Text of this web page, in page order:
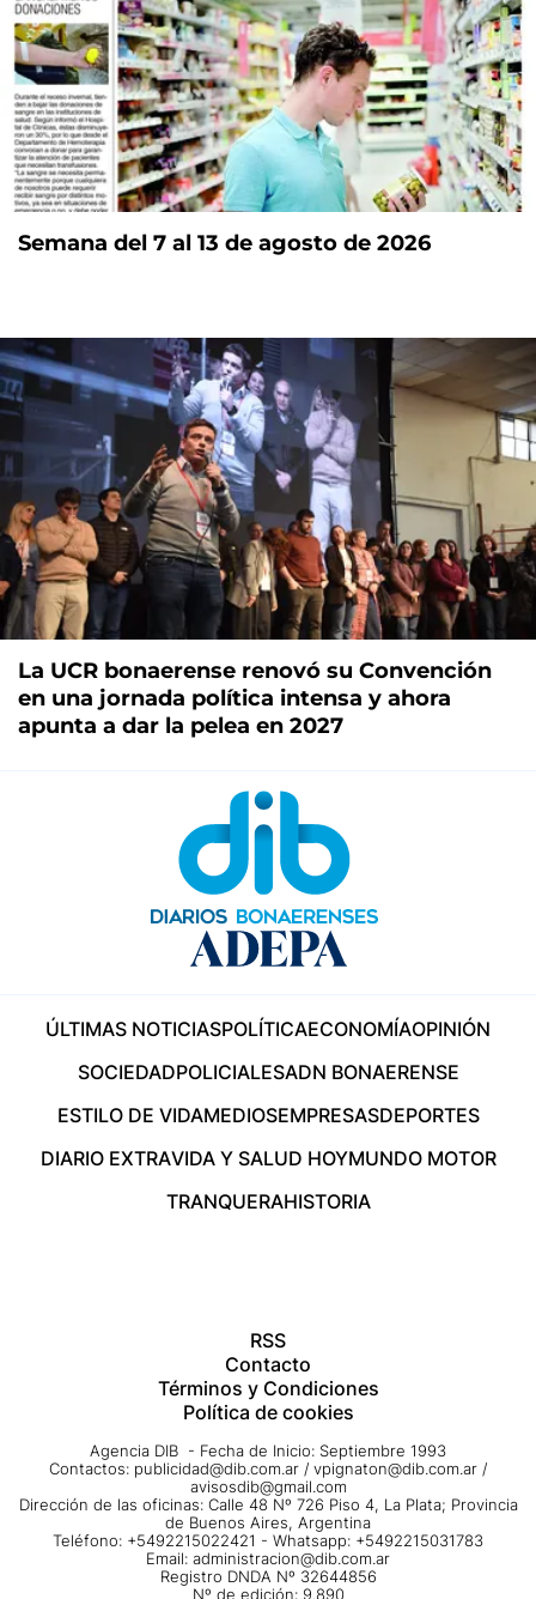
Semana del 7 al 13 de agosto de 2026
La UCR bonaerense renovó su Convención
en una jornada política intensa y ahora
apunta a dar la pelea en 2027
ÚLTIMAS NOTICIASPOLÍTICAECONOMÍAOPINIÓN
SOCIEDADPOLICIALESADN BONAERENSE
ESTILO DE VIDAMEDIOSEMPRESASDEPORTES
DIARIO EXTRAVIDA Y SALUD HOYMUNDO MOTOR
TRANQUERAHISTORIA
RSS
Contacto
Términos y Condiciones
Política de cookies
Agencia DIB - Fecha de Inicio: Septiembre 1993
Contactos: publicidad@dib.com.ar / vpignaton@dib.com.ar /
avisosdib@gmail.com
Dirección de las oficinas: Calle 48 Nº 726 Piso 4, La Plata; Provincia
de Buenos Aires, Argentina
Teléfono: +5492215022421 - Whatsapp: +5492215031783
Email: administracion@dib.com.ar
Registro DNDA Nº 32644856
Nº de edición: 9.890